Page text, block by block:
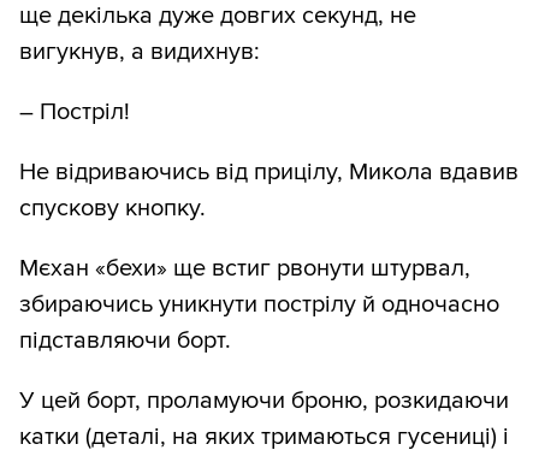
ще декілька дуже довгих секунд, не
вигукнув, а видихнув:
– Постріл!
Не відриваючись від прицілу, Микола вдавив
спускову кнопку.
Мєхан «бехи» ще встиг рвонути штурвал,
збираючись уникнути пострілу й одночасно
підставляючи борт.
У цей борт, проламуючи броню, розкидаючи
катки (деталі, на яких тримаються гусениці) і